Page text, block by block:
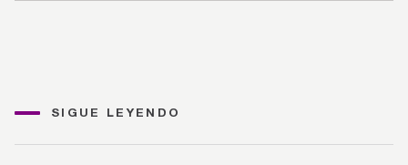
SIGUE LEYENDO